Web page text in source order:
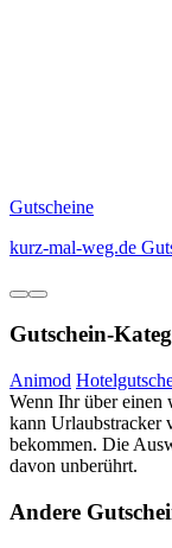
Gutscheine
kurz-mal-weg.de
Gutschein-
Animod
Wenn Ihr über einen
kann Urlaubstracker
bekommen. Die
davon unberührt.
Andere